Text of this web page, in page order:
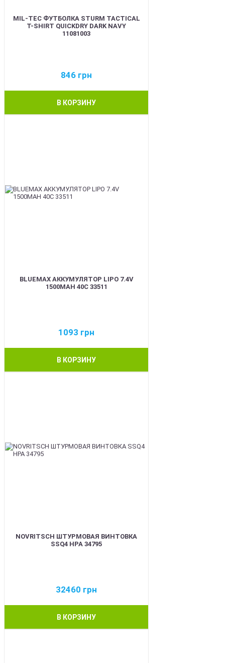
MIL-TEC ФУТБОЛКА STURM TACTICAL
T-SHIRT QUICKDRY DARK NAVY
11081003
846 грн
В КОРЗИНУ
BLUEMAX АККУМУЛЯТОР LIPO 7.4V
1500MAH 40C 33511
1093 грн
В КОРЗИНУ
NOVRITSCH ШТУРМОВАЯ ВИНТОВКА
SSQ4 HPA 34795
32460 грн
В КОРЗИНУ